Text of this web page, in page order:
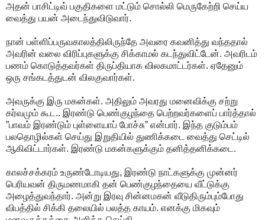
அதன் பாசிட்டிவ் பகுதிகளை மட்டும் சொல்லி மெருகேற்றி செய்ய
வைத்து பயன் அடைந்துவிடுவார்.
நான் பள்ளிப்பருவகாலத்திலிருந்தே அவரை கவனித்து வந்ததால்
அவரின் வலை விரிப்புகளுக்கு சிக்காமல் கடந்துவிட்டேன். அவரிடம்
பணம் கொடுத்தவர்கள் திருப்தியாக விலகமாட்டர்கள். ஏதேனும்
ஒரு சங்கடத்துடன் விலகுவார்கள்.
அவருக்கு இரு மகன்கள். அதிலும் அவரது மனைவிக்கு சற்று
கர்வமும் கூட.. இரண்டு பெண்குழந்தை பெற்றவர்களைப் பார்த்தால்
”பாவம் இரண்டும் புள்ளையாப் போச்சு” என்பார். இந்த குடும்பம்
பலதொழில்கள் செய்து இறுதியில் துணிக்கடை வைத்து செட்டில்
ஆகிவிட்டார்கள். இரண்டு மகன்களுக்கும் தனித்தனிக்கடை.
காலச்சக்கரம் உருண்டோடியது, இரண்டு நாட்களுக்கு முன்னர்
பெரியவன் திருமணமாகி தன் பெண்குழந்தையை வீட்டுக்கு
அழைத்துவந்தார். அன்று இரவு சின்னமகன் வீடுதிரும்பும்போது
விபத்தில் சிக்கி தலையில் பலத்த காயம். எனக்கு மிகவும்